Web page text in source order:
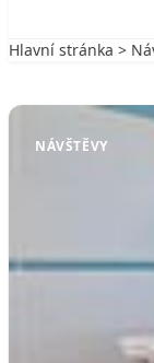
Hlavní stránka >
NÁVŠTĚVY